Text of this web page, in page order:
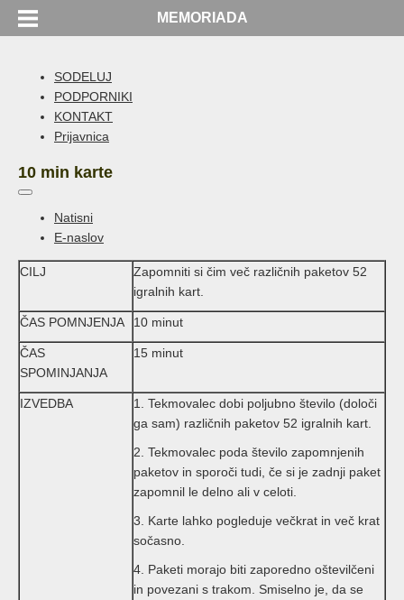
MEMORIADA
SODELUJ
PODPORNIKI
KONTAKT
Prijavnica
10 min karte
Natisni
E-naslov
CILJ
Zapomniti si čim več različnih paketov 52
igralnih kart.
ČAS POMNJENJA 10 minut
ČAS
SPOMINJANJA
15 minut
IZVEDBA
1. Tekmovalec dobi poljubno število (določi
ga sam) različnih paketov 52 igralnih kart.
2. Tekmovalec poda število zapomnjenih
paketov in sporoči tudi, če si je zadnji paket
zapomnil le delno ali v celoti.
3. Karte lahko pogleduje večkrat in več krat
sočasno.
4. Paketi morajo biti zaporedno oštevilčeni
in povezani s trakom. Smiselno je, da se